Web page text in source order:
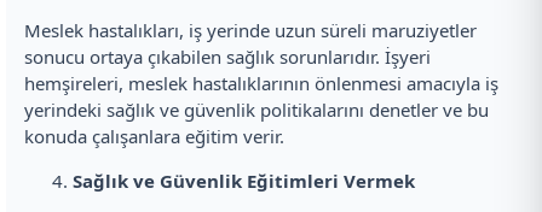
Meslek hastalıkları, iş yerinde uzun süreli maruziyetler
sonucu ortaya çıkabilen sağlık sorunlarıdır. İşyeri
hemşireleri, meslek hastalıklarının önlenmesi amacıyla iş
yerindeki sağlık ve güvenlik politikalarını denetler ve bu
konuda çalışanlara eğitim verir.
Sağlık ve Güvenlik Eğitimleri Vermek